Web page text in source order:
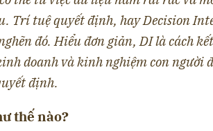
Trí tuệ quyết định, hay Decision
đó. Hiểu đơn giản, DI là cách
doanh và kinh nghiệm con người
định.
thế nào?